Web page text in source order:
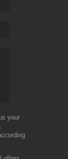
your